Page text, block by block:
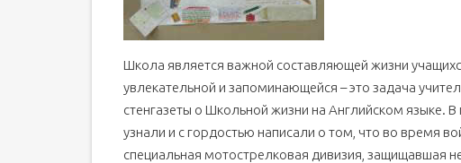
Школа является важной составляющей жизни
увлекательной и запоминающейся – это задача
стенгазеты о Школьной жизни на Английском языке. В
узнали и с гордостью написали о том, что во время
специальная мотострелковая дивизия, защищавшая